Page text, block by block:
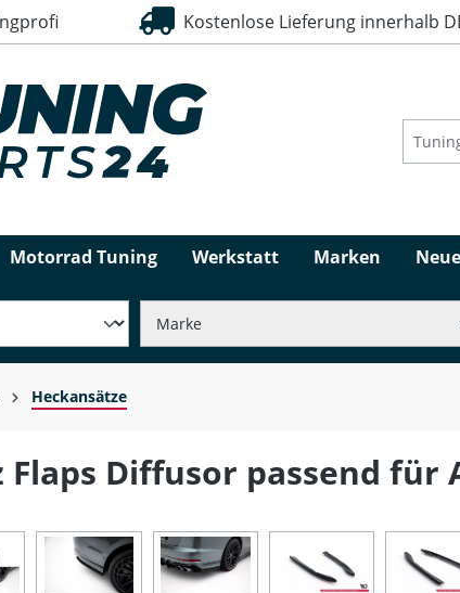
Kostenlose Lieferung innerhalb
Motorrad Tuning Werkstatt Marken
Heckansätze
Flaps Diffusor passend für